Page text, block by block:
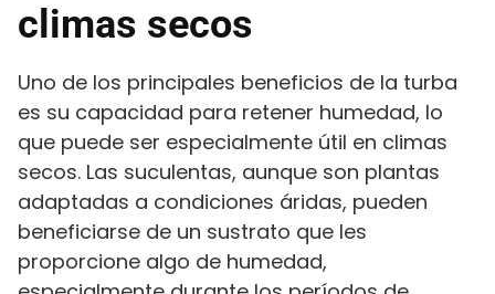
climas secos
Uno de los principales beneficios de la turba
es su capacidad para retener humedad, lo
que puede ser especialmente útil en climas
secos. Las suculentas, aunque son plantas
adaptadas a condiciones áridas, pueden
beneficiarse de un sustrato que les
proporcione algo de humedad,